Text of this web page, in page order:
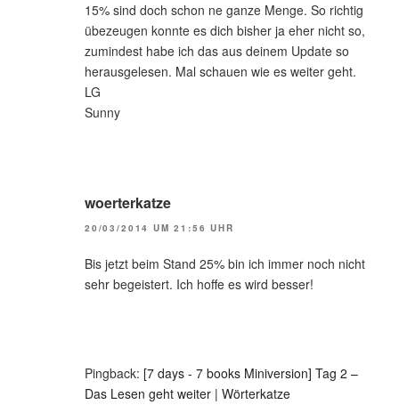
15% sind doch schon ne ganze Menge. So richtig
übezeugen konnte es dich bisher ja eher nicht so,
zumindest habe ich das aus deinem Update so
herausgelesen. Mal schauen wie es weiter geht.
LG
Sunny
woerterkatze
20/03/2014 UM 21:56 UHR
Bis jetzt beim Stand 25% bin ich immer noch nicht
sehr begeistert. Ich hoffe es wird besser!
Pingback: [7 days - 7 books Miniversion] Tag 2 –
Das Lesen geht weiter | Wörterkatze